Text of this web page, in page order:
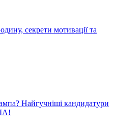
секрети мотивації та
Найгучніші кандидатури